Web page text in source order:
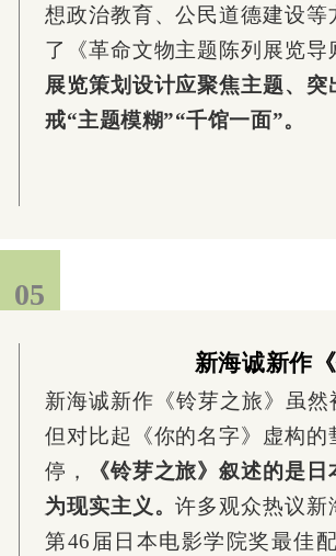
想政治教育、公民道德建设
了《革命文物主题陈列展览导
展览策划设计应聚焦主题、
戒“主题模糊”“千馆一面”。
05
新海诚新作
新海诚新作《铃芽之旅》虽
但对比起《你的名字》虚构
停，
《铃芽之旅》叙述的是
为现实主义。许多观众热议新
第46届日本电影学院奖最佳